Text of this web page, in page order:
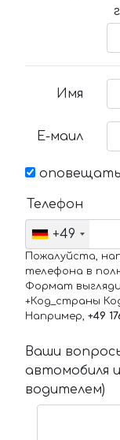
Имя
Е-маил
оповещать
Телефон
+49
Пожалуйста,
телефона в
Формат
+Код_страны
Например, +49
Ваши
автомобиля
водителем)